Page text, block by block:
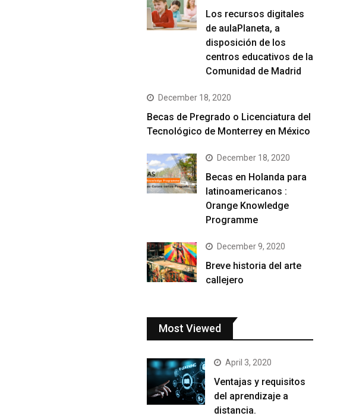
Los recursos digitales
de aulaPlaneta, a
disposición de los
centros educativos de la
Comunidad de Madrid
December 18, 2020
Becas de Pregrado o Licenciatura del
Tecnológico de Monterrey en México
December 18, 2020
Becas en Holanda para
latinoamericanos :
Orange Knowledge
Programme
December 9, 2020
Breve historia del arte
callejero
Most Viewed
April 3, 2020
Ventajas y requisitos
del aprendizaje a
distancia.